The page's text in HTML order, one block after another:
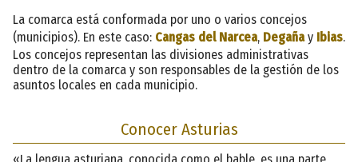
La comarca está conformada por uno o varios concejos
(municipios). En este caso: Cangas del Narcea, Degañay Ibias.
Los concejos representan las divisiones administrativas
dentro de la comarca y son responsables de la gestión de los
asuntos locales en cada municipio.
Conocer Asturias
«La lengua asturiana, conocida como el bable, es una parte